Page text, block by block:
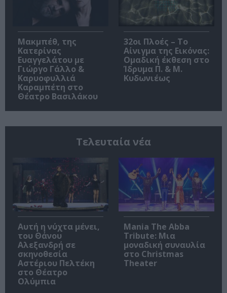
Μακμπέθ, της
Κατερίνας
Ευαγγελάτου με
Γιώργο Γάλλο &
Καρυοφυλλιά
Καραμπέτη στο
Θέατρο Βασιλάκου
32οι Πλοές – Το
Αίνιγμα της Εικόνας:
Ομαδική έκθεση στο
Ίδρυμα Π. & Μ.
Κυδωνιέως
Τελευταία νέα
Αυτή η νύχτα μένει,
του Θάνου
Αλεξανδρή σε
σκηνοθεσία
Αστέριου Πελτέκη
στο Θέατρο
Ολύμπια
Mania The Abba
Tribute: Μια
μοναδική συναυλία
στο Christmas
Theater